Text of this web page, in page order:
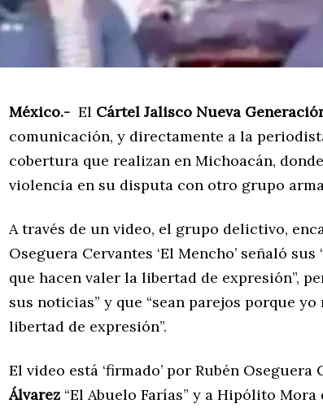
México.- El Cártel Jalisco Nueva
comunicación, y directamente a la
cobertura que realizan en Michoacán,
violencia en su disputa con otro grupo
A través de un video, el grupo delictivo,
Oseguera Cervantes ‘El Mencho’ señaló
que hacen valer la libertad de expresión”,
sus noticias” y que “sean parejos porque
libertad de expresión”.
El video está ‘firmado’ por Rubén Oseguera
Álvarez “El Abuelo Farías” y a Hipólito